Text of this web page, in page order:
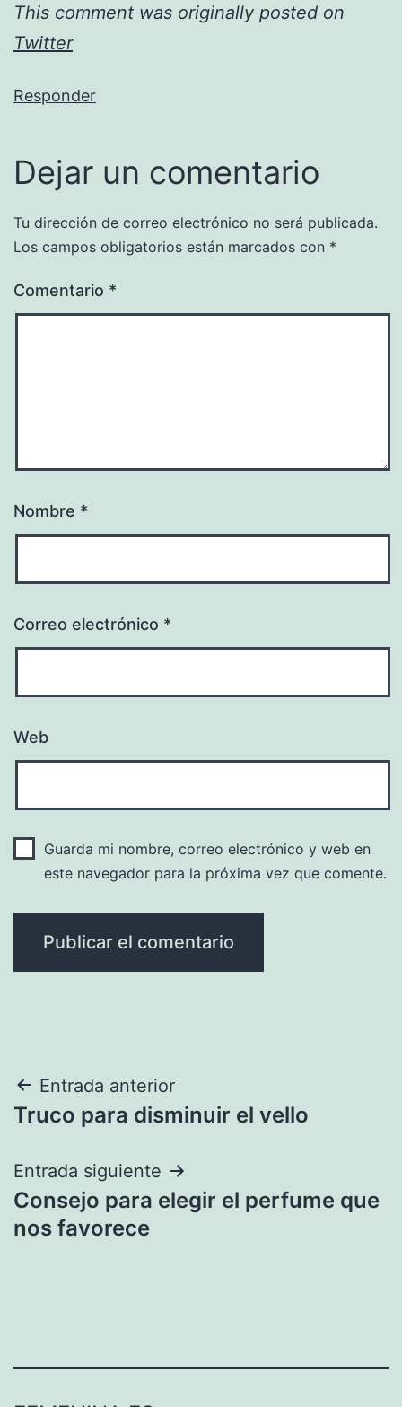
This comment was originally posted on
Twitter
Responder
Dejar un comentario
Tu dirección de correo electrónico no será publicada.
Los campos obligatorios están marcados con *
Comentario *
Nombre *
Correo electrónico *
Web
Guarda mi nombre, correo electrónico y web en
este navegador para la próxima vez que comente.
Navegación
de
entradas
Entrada anterior
Truco para disminuir el vello
Entrada siguiente
Consejo para elegir el perfume que
nos favorece